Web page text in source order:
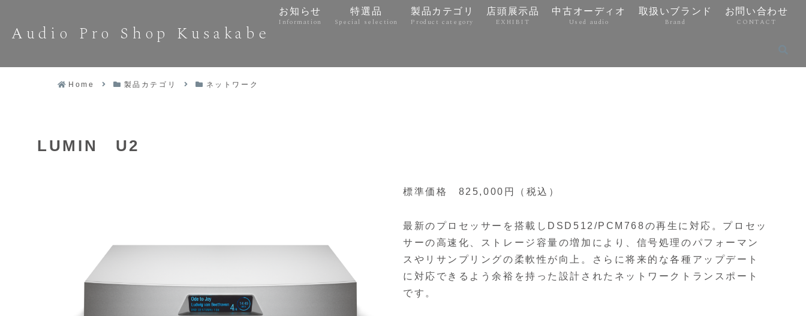
Audio Pro Shop Kusakabe
お知らせ
Information
特選品
Special selection
製品カテゴリ
Product category
店頭展示品
EXHIBIT
中古オーディオ
Used audio
取扱いブランド
Brand
お問い合わせ
CONTACT
Home 製品カテゴリ ネットワーク
LUMIN U2
標準価格 825,000円（税込）
最新のプロセッサーを搭載しDSD512/PCM768の再生に対応。プロセッ
サーの高速化、ストレージ容量の増加により、信号処理のパフォーマン
スやリサンプリングの柔軟性が向上。さらに将来的な各種アップデート
に対応できるよう余裕を持った設計されたネットワークトランスポート
です。